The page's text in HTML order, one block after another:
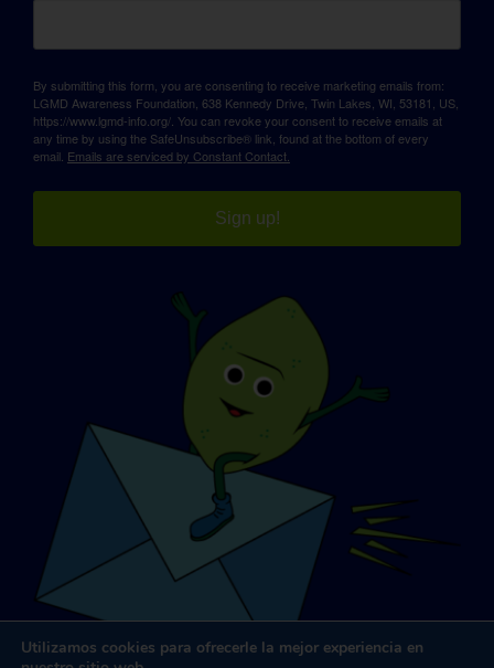
By submitting this form, you are consenting to receive marketing emails from:
LGMD Awareness Foundation, 638 Kennedy Drive, Twin Lakes, WI, 53181, US,
https://www.lgmd-info.org/. You can revoke your consent to receive emails at
any time by using the SafeUnsubscribe® link, found at the bottom of every
email. Emails are serviced by Constant Contact.
Sign up!
Utilizamos cookies para ofrecerle la mejor experiencia en